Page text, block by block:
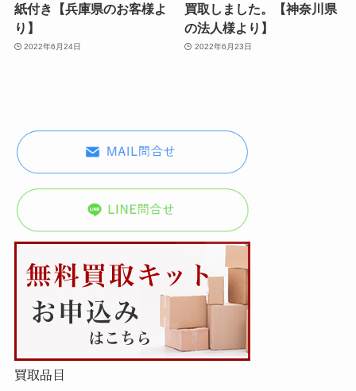
紙付き【兵庫県のお客様よ
り】
2022年6月24日
買取しました。【神奈川県
の法人様より】
2022年6月23日
買取品目